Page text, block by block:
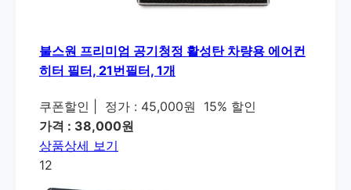
불스원 프리미엄 공기청정 활성탄 차량용 에어컨
히터 필터, 21번필터, 1개
쿠폰할인 정가 : 45,000원
15% 할인
가격 : 38,000원
상품상세 보기
12